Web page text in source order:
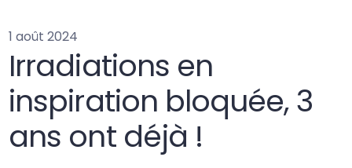
1 août 2024
Irradiations en
inspiration bloquée, 3
ans ont déjà !